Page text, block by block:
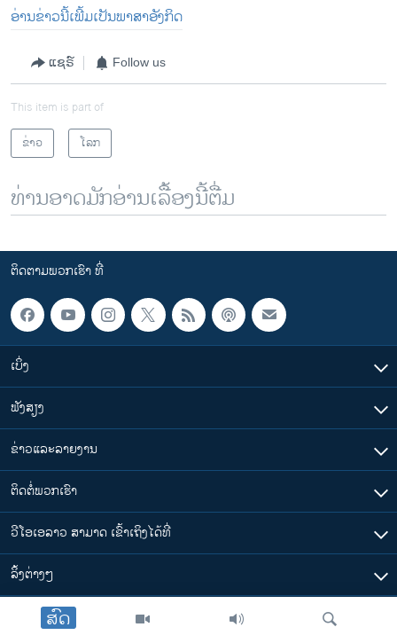
ສົດ
ອ່ານຂ່າວນີ້ເພີ້ມເປັນພາສາອັງກິດ
ແຊຣ໌ Follow us
This item is part of
ຂ່າວ
ໂລກ
ທ່ານອາດມັກອ່ານເລື້ອງນີ້ຕື່ມ
ຕິດຕາມພວກເຮົາ ທີ່
ເບິ່ງ
ຟັງສຽງ
ຂ່າວແລະລາຍງານ
ຕິດຕໍ່ພວກເຮົາ
ວີໂອເອລາວ ສາມາດ ເຂົ້າເຖິງໄດ້ທີ່
​ລິ້ງ​ຕ່າງໆ
ຕາມເວລາໃນລາວ